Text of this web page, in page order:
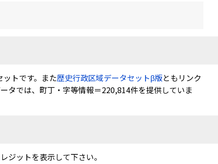
トです。また歴史行政区域データセットβ版ともリンク
タでは、町丁・字等情報＝220,814件を提供していま
ジットを表示して下さい。